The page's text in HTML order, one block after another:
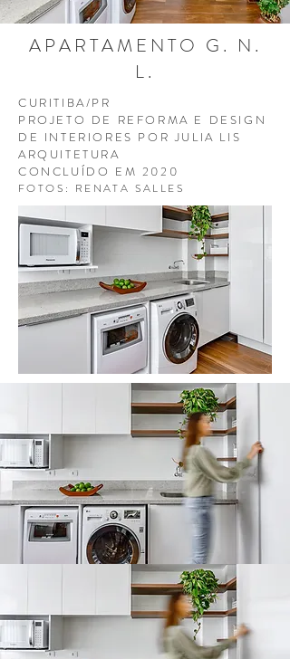
APARTAMENTO G. N.
L.
CURITIBA/PR
PROJETO DE REFORMA E DESIGN
DE INTERIORES POR JULIA LIS
ARQUITETURA
CONCLUÍDO EM 2020
FOTOS: RENATA SALLES